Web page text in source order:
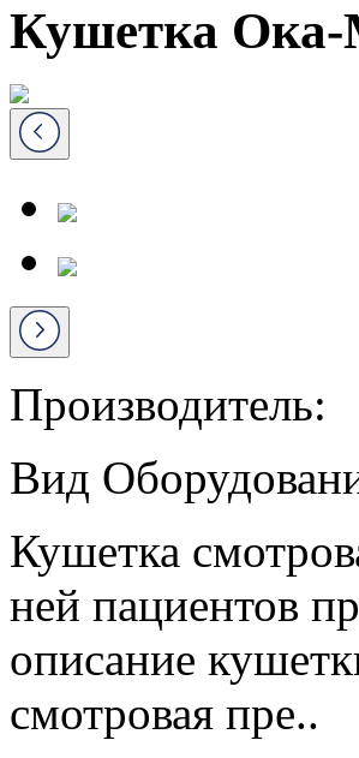
Кушетка
Производитель:
Вид
Кушетка
ней пациентов
описание
смотровая пре..